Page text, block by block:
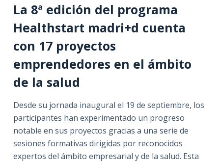
La 8ª edición del programa
Healthstart madri+d cuenta
con 17 proyectos
emprendedores en el ámbito
de la salud
Desde su jornada inaugural el 19 de septiembre, los
participantes han experimentado un progreso
notable en sus proyectos gracias a una serie de
sesiones formativas dirigidas por reconocidos
expertos del ámbito empresarial y de la salud. Esta